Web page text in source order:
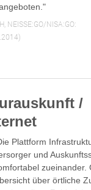
NEISSE:GO/NISA:GO:
/
Plattform
und
zueinander.
über örtliche